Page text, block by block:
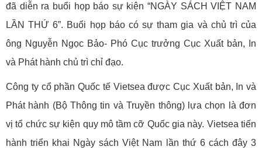
đã diễn ra buổi họp báo sự kiện “NGÀY SÁCH VIỆT NAM
LẦN THỨ 6”. Buổi họp báo có sự tham gia và chủ trì của
ông Nguyễn Ngọc Bảo- Phó Cục trưởng Cục Xuất bản, In
và Phát hành chủ trì chỉ đạo.
Công ty cổ phần Quốc tế Vietsea được Cục Xuất bản, In và
Phát hành (Bộ Thông tin và Truyền thông) lựa chọn là đơn
vị tổ chức sự kiện quy mô tầm cỡ Quốc gia này. Vietsea tiến
hành triển khai Ngày sách Việt Nam lần thứ 6 cách đây 3